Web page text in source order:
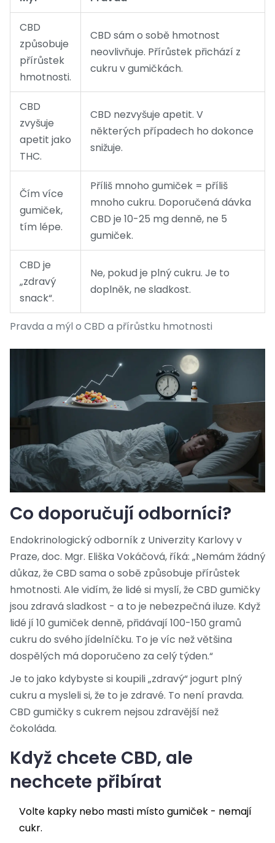
Pravda a mýl o CBD a přírůstku hmotnosti
CBD
způsobuje
přírůstek
hmotnosti.
CBD sám o sobě hmotnost
neovlivňuje. Přírůstek přichází z
cukru v gumičkách.
CBD
zvyšuje
apetit jako
THC.
CBD nezvyšuje apetit. V
některých případech ho dokonce
snižuje.
Čím více
gumiček,
tím lépe.
Příliš mnoho gumiček = příliš
mnoho cukru. Doporučená dávka
CBD je 10-25 mg denně, ne 5
gumiček.
CBD je
„zdravý
snack“.
Ne, pokud je plný cukru. Je to
doplněk, ne sladkost.
Co doporučují odborníci?
Endokrinologický odborník z Univerzity Karlovy v
Praze, doc. Mgr. Eliška Vokáčová, říká: „Nemám žádný
důkaz, že CBD sama o sobě způsobuje přírůstek
hmotnosti. Ale vidím, že lidé si myslí, že CBD gumičky
jsou zdravá sladkost - a to je nebezpečná iluze. Když
lidé jí 10 gumiček denně, přidávají 100-150 gramů
cukru do svého jídelníčku. To je víc než většina
dospělých má doporučeno za celý týden.“
Je to jako kdybyste si koupili „zdravý“ jogurt plný
cukru a mysleli si, že to je zdravé. To není pravda.
CBD gumičky s cukrem nejsou zdravější než
čokoláda.
Když chcete CBD, ale
nechcete přibírat
Volte kapky nebo masti místo gumiček - nemají
cukr.